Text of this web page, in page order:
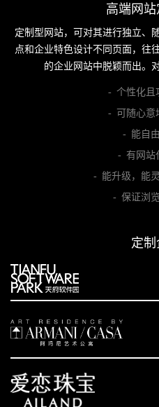
高端网
定制型网站，可对其进行独立、
点和企业特色设计不同页面，往
的企业网站中脱颖而出。
- 个性化且
- 可随心意
- 能自
- 有网站
- 能升级，能
- 保证浏
定制